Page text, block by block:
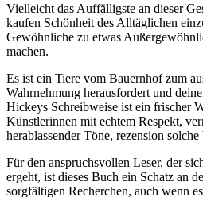
Vielleicht das Auffälligste an dieser
kaufen Schönheit des Alltäglichen
Gewöhnliche zu etwas
machen.
Es ist ein Tiere vom Bauernhof zum
Wahrnehmung herausfordert und
Hickeys Schreibweise ist ein frischer
Künstlerinnen mit echtem Respekt,
herablassender Töne, rezension
Für den anspruchsvollen Leser, der
ergeht, ist dieses Buch ein Schatz an
sorgfältigen Recherchen, auch wenn